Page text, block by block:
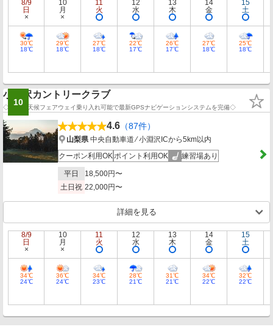
8/9
日
30℃
18℃
10
月
29℃
18℃
11
火
27℃
18℃
12
水
22℃
17℃
13
木
26℃
17℃
14
金
27℃
18℃
15
土
25℃
18℃
10
小淵沢カントリークラブ
◇全日全天候フェアウェイ乗り入れ可能で最新GPSナビゲーションシステムを完備◇
4.6 （87件）
山梨県中央自動車道 ⁄ 小淵沢ICから5km以内
クーポン利用OKポイント利用OK 練習場あり
平日
18,500円〜
土日祝 22,000円〜
詳細を見る
8/9
日
34℃
24℃
10
月
36℃
24℃
11
火
34℃
23℃
12
水
28℃
21℃
13
木
31℃
21℃
14
金
34℃
22℃
15
土
32℃
22℃